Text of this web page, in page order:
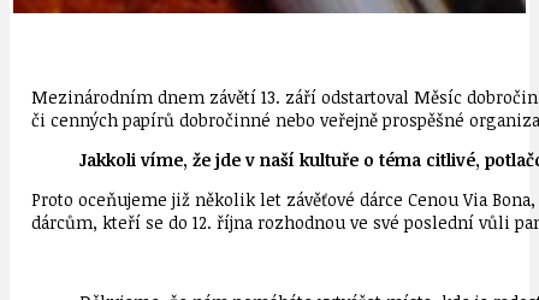
Mezinárodním dnem závětí 13. září odstartoval Měsíc
či cenných papírů dobročinné nebo veřejně prospěšné
Jakkoli víme, že jde v naší kultuře o téma citlivé,
Proto oceňujeme již několik let závěťové dárce Cenou Via
dárcům, kteří se do 12. října rozhodnou ve své poslední vůli